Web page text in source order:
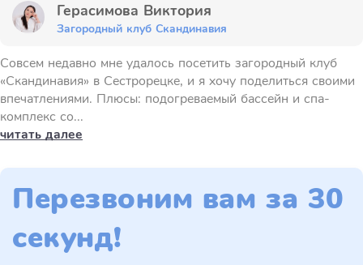
Герасимова Виктория
Загородный клуб Скандинавия
Совсем недавно мне удалось посетить загородный клуб
«Скандинавия» в Сестрорецке, и я хочу поделиться своими
впечатлениями. Плюсы: подогреваемый бассейн и спа-
комплекс со...
читать далее
Перезвоним вам за 30
секунд!